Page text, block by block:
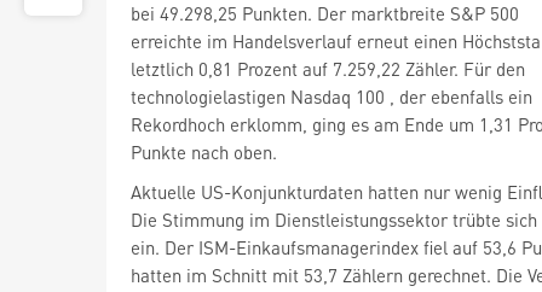
bei 49.298,25 Punkten. Der marktbreite S&P 500
erreichte im Handelsverlauf erneut einen
letztlich 0,81 Prozent auf 7.259,22 Zähler. Für den
technologielastigen Nasdaq 100 , der ebenfalls ein
Rekordhoch erklomm, ging es am Ende um 1,31
Punkte nach oben.
Aktuelle US-Konjunkturdaten hatten nur wenig
Die Stimmung im Dienstleistungssektor trübte
ein. Der ISM-Einkaufsmanagerindex fiel auf 53,6
hatten im Schnitt mit 53,7 Zählern gerechnet. Die